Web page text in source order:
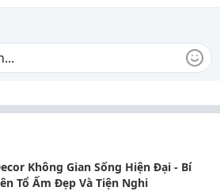
Không Gian Sống Hiện Đại - Bí
Tổ Ấm Đẹp Và Tiện Nghi